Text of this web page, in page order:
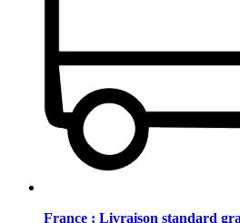
France : Livraison standard